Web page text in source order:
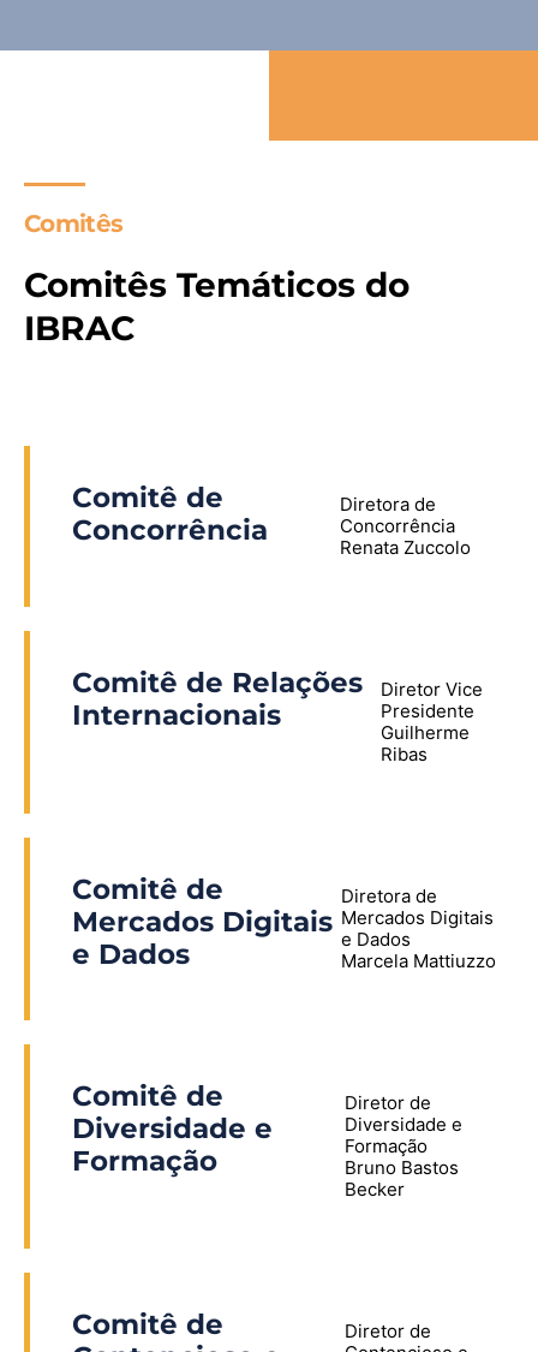
Comitês
Comitês Temáticos do
IBRAC
Comitê de
Concorrência
Diretora de
Concorrência
Renata Zuccolo
Comitê de Relações
Internacionais
Diretor Vice
Presidente
Guilherme
Ribas
Comitê de
Mercados Digitais
e Dados
Diretora de
Mercados Digitais
e Dados
Marcela Mattiuzzo
Comitê de
Diversidade e
Formação
Diretor de
Diversidade e
Formação
Bruno Bastos
Becker
Comitê de
Diretor de